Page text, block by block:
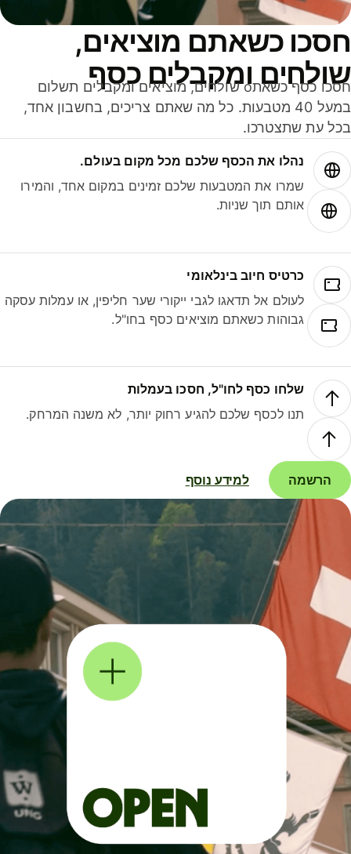
כשאתם מוציאים,
ומקבלים כסף
חסכו כסף כשאתo שולחים, מוציאים ומקבלים תשלום
במעל 40 מטבעות. כל מה שאתם צריכים, בחשבון אחד,
עת שתצטרכו.
נהלו את הכסף שלכם מכל מקום בעולם.
שמרו את המטבעות שלכם זמינים במקום אחד, והמירו
אותם תוך שניות.
כרטיס חיוב בינלאומי
לעולם אל תדאגו לגבי ייקורי שער חליפין, או עמלות עסקה
גבוהות כשאתם מוציאים כסף בחו"ל.
שלחו כסף לחו"ל, חסכו בעמלות
תנו לכסף שלכם להגיע רחוק יותר, לא משנה המרחק.
הרשמה למידע נוסף